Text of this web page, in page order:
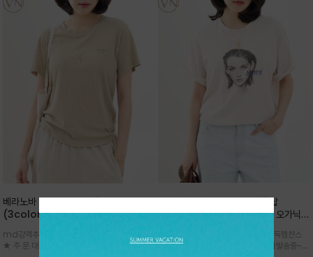
베라노바 심플 VN13 코튼탑
(3color)*썸머 바이오 강연/ 스판 너
더더기 없이 깔끔한 무드가 매력적인
VN13 코튼 티셔츠
md강력추천 2026 신상품 ★한정 대박 세일
★ 주.문.대.폭.주 - 전컬러 인기~순차발송중
베라노바 어반 우먼 강연 코튼탑
(2color) *한여름 내내 입는 오가닉
워크 (Line Work) & 스케치/감각적
인 아트워크 프린트가 시선을 끄는 루즈
md강력추천 2026 신상품 ★대박 득템찬스
~~ 주.문.대.폭.주 - 전컬러 인기~순차발송중~★